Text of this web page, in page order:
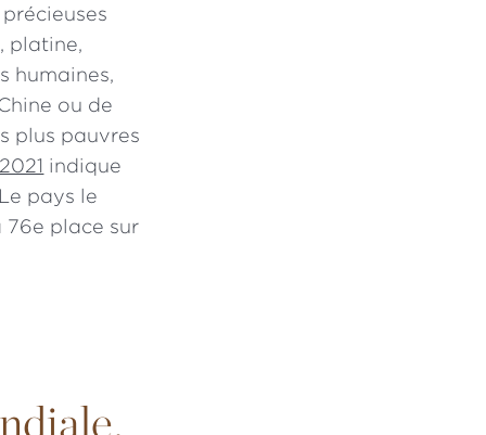
platine,
humaines,
ou de
plus pauvres
indique
pays le
76e place sur